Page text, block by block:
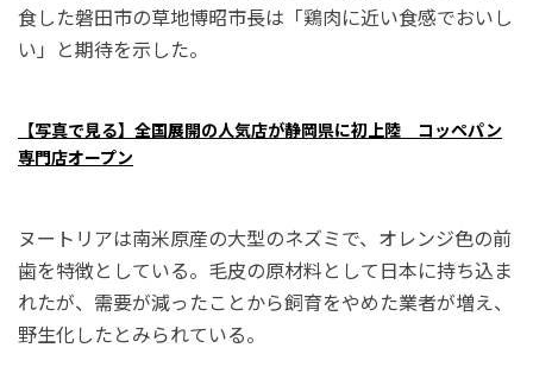
食した磐田市の草地博昭市長は「鶏肉に近い食感でおいし
い」と期待を示した。
【写真で見る】全国展開の人気店が静岡県に初上陸 コッペパン
専門店オープン
ヌートリアは南米原産の大型のネズミで、オレンジ色の前
歯を特徴としている。毛皮の原材料として日本に持ち込ま
れたが、需要が減ったことから飼育をやめた業者が増え、
野生化したとみられている。